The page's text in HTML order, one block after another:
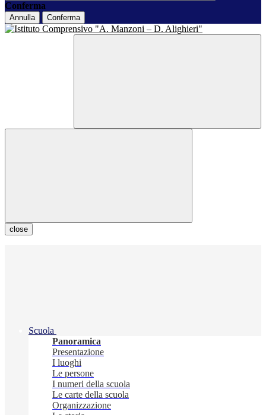
Conferma
Annulla Conferma
close
Scuola
Panoramica
Presentazione
I luoghi
Le persone
I numeri della scuola
Le carte della scuola
Organizzazione